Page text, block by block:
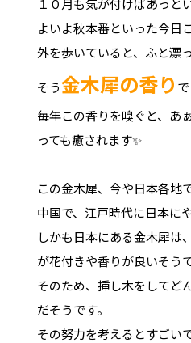
１０月も気が付けばあっと
よいよ秋本番といった今日
外を歩いていると、ふと漂
そう金木犀の香り
毎年この香りを嗅ぐと、あ
っても癒されます✨
この金木犀、今や日本各地
中国で、江戸時代に日本に
しかも日本にある金木犀は、
が花付きや香りが良いそうで
そのため、挿し木をしてど
だそうです。
その努力を考えるとすごい